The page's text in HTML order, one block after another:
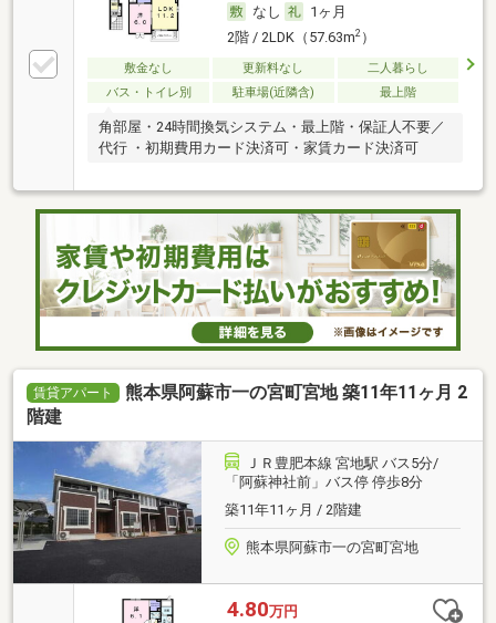
なし
1ヶ月
2階 / 2LDK（57.63m2）
敷金なし 更新料なし
二人暮らし
バス・トイレ別
駐車場(近隣含) 最上階
角部屋・24時間換気システム・最上階・保証人不要／
代行 ・初期費用カード決済可・家賃カード決済可
賃貸アパート
熊本県阿蘇市一の宮町宮地 築11年11ヶ月 2
階建
ＪＲ豊肥本線 宮地駅 バス5分/
「阿蘇神社前」バス停 停歩8分
築11年11ヶ月 / 2階建
熊本県阿蘇市一の宮町宮地
4.80万円